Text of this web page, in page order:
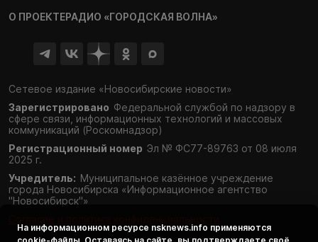
О ПРОЕКТЕРАДИО «ГОРОДСКАЯ ВОЛНА»
Сетевое издание «Новосибирские новости»
Зарегистрировано Федеральной службой по надзору в
сфере связи, информационных технологий и массовых
коммуникаций (Роскомнадзор)
Регистрационный номер Эл № ФС77-89763 от 08 июля
2025 г.
Учредитель: Муниципальное казённое учреждение
города Новосибирска «Информационное агентство
"Новосибирск"»
На информационном ресурсе nsknews.info применяются